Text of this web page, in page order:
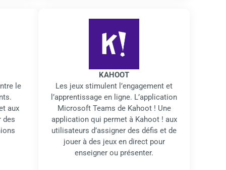
le
aux
des
KAHOOT
Les jeux stimulent l’engagement et
l’apprentissage en ligne. L’application
Microsoft Teams de Kahoot ! Une
application qui permet à Kahoot ! aux
utilisateurs d’assigner des défis et de
jouer à des jeux en direct pour
enseigner ou présenter.